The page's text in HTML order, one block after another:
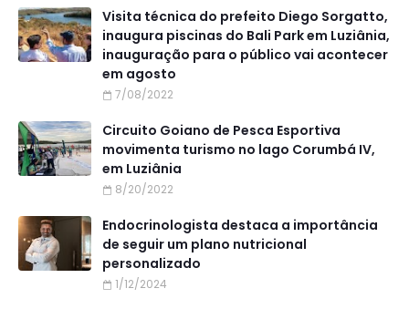
Visita técnica do prefeito Diego Sorgatto,
inaugura piscinas do Bali Park em Luziânia,
inauguração para o público vai acontecer
em agosto
7/08/2022
Circuito Goiano de Pesca Esportiva
movimenta turismo no lago Corumbá IV,
em Luziânia
8/20/2022
Endocrinologista destaca a importância
de seguir um plano nutricional
personalizado
1/12/2024